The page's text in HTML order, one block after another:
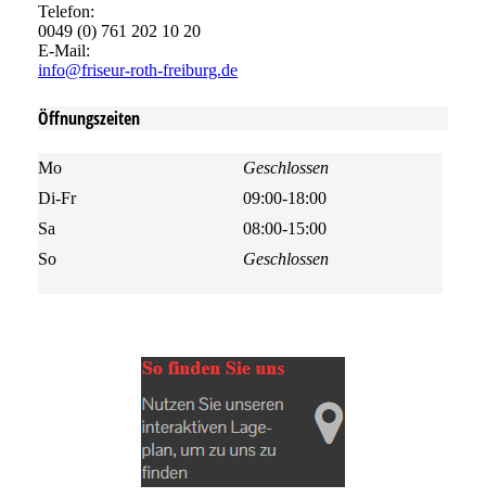
Telefon:
0049 (0) 761 202 10 20
E-Mail:
info@friseur-roth-freiburg.de
Öffnungszeiten
Mo
Geschlossen
Di-Fr
09:00-18:00
Sa
08:00-15:00
So
Geschlossen